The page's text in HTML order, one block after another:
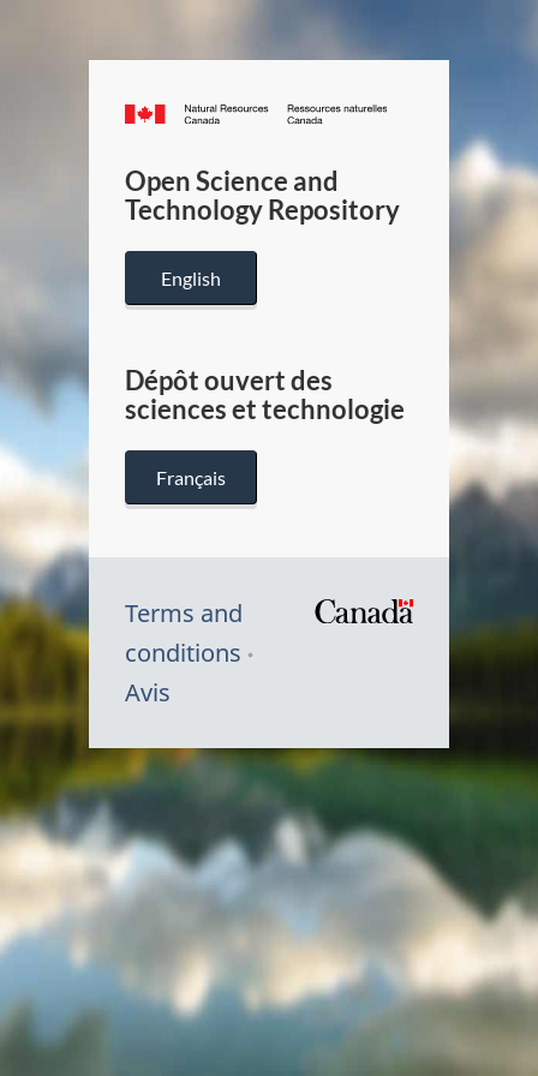
Canada.ca
/
Canada
Open Science and
Technology Repository
English
Dépôt ouvert des
sciences et technologie
Français
Terms and
conditions
Avis
Symbole
du